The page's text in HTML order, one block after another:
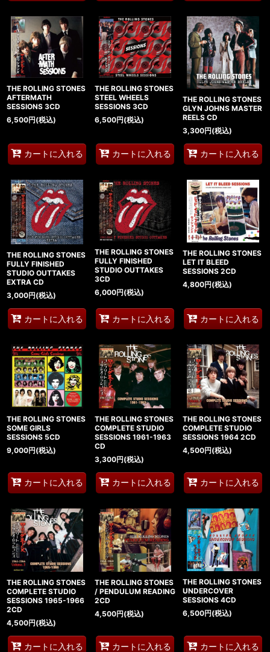
THE ROLLING STONES
AFTERMATH
SESSIONS 3CD
6,500円(税込)
カートに入れる
THE ROLLING STONES
STEEL WHEELS
SESSIONS 3CD
6,500円(税込)
カートに入れる
THE ROLLING STONES
GLYN JOHNS MASTER
REELS CD
3,300円(税込)
カートに入れる
THE ROLLING STONES
FULLY FINISHED
STUDIO OUTTAKES
EXTRA CD
3,000円(税込)
カートに入れる
THE ROLLING STONES
FULLY FINISHED
STUDIO OUTTAKES
3CD
6,000円(税込)
カートに入れる
THE ROLLING STONES
LET IT BLEED
SESSIONS 2CD
4,800円(税込)
カートに入れる
THE ROLLING STONES
SOME GIRLS
SESSIONS 5CD
9,000円(税込)
カートに入れる
THE ROLLING STONES
COMPLETE STUDIO
SESSIONS 1961-1963
CD
3,300円(税込)
カートに入れる
THE ROLLING STONES
COMPLETE STUDIO
SESSIONS 1964 2CD
4,500円(税込)
カートに入れる
THE ROLLING STONES
COMPLETE STUDIO
SESSIONS 1965-1966
2CD
4,500円(税込)
カートに入れる
THE ROLLING STONES
/ PENDULUM READING
2CD
4,500円(税込)
カートに入れる
THE ROLLING STONES
UNDERCOVER
SESSIONS 4CD
6,500円(税込)
カートに入れる